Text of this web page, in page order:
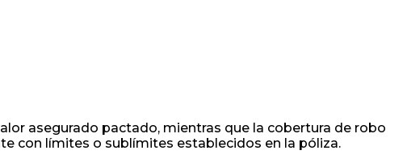
asegurado pactado, mientras que la cobertura de robo
con límites o sublímites establecidos en la póliza.